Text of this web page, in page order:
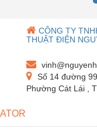
CÔNG TY
THUẬT ĐIỆN
Số 14 đường
Phường Cát Lái ,